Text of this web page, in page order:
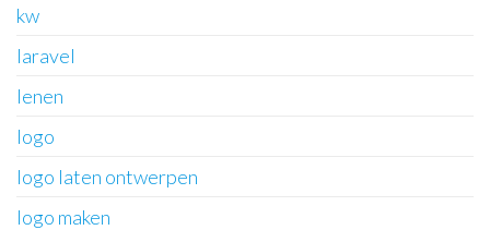
kw
laravel
lenen
logo
logo laten ontwerpen
logo maken